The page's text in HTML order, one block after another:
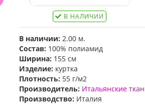
В НАЛИЧИИ
В наличии: 2.00 м.
Состав: 100% полиамид
Ширина: 155 см
Изделие: куртка
Плотность: 55 г/м2
Производитель: Итальянские
Производство: Италия